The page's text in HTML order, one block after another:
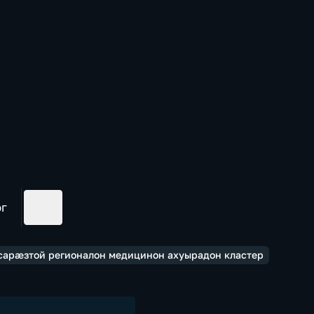
регионалон медицинон ахуырадон кластер